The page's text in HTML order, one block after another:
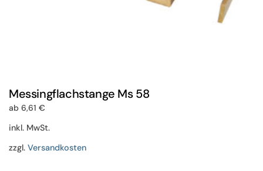
Messingflachstange Ms 58
ab 6,61 €
inkl. MwSt.
zzgl. Versandkosten